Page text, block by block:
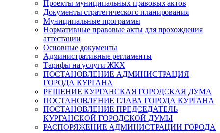
Проекты муниципальных правовых актов
Документы стратегического планирования
Муниципальные программы
Нормативные правовые акты для прохождения
аттестации
Основные документы
Административные регламенты
Тарифы на услуги ЖКХ
ПОСТАНОВЛЕНИЕ АДМИНИСТРАЦИЯ
ГОРОДА КУРГАНА
РЕШЕНИЕ КУРГАНСКАЯ ГОРОДСКАЯ ДУМА
ПОСТАНОВЛЕНИЕ ГЛАВА ГОРОДА КУРГАНА
ПОСТАНОВЛЕНИЕ ПРЕДСЕДАТЕЛЬ
КУРГАНСКОЙ ГОРОДСКОЙ ДУМЫ
РАСПОРЯЖЕНИЕ АДМИНИСТРАЦИИ ГОРОДА